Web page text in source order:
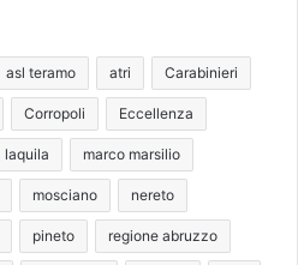
asl teramo atri Carabinieri
Corropoli Eccellenza
laquila marco marsilio
mosciano nereto
pineto regione abruzzo